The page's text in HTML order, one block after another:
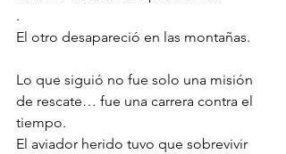
.
El otro desapareció en las montañas.
Lo que siguió no fue solo una misión
de rescate… fue una carrera contra el
tiempo.
El aviador herido tuvo que sobrevivir